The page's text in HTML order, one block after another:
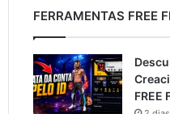
FERRAMENTAS FREE
FREE